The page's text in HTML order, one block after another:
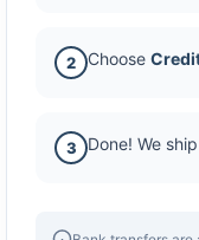
2 Choose
3 Done! We